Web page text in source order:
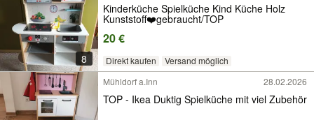
8
Kinderküche Spielküche Kind Küche Holz
Kunststoff❤️gebraucht/TOP
20 €
Direkt kaufen Versand möglich
Mühldorf a.Inn 28.02.2026
TOP - Ikea Duktig Spielküche mit viel Zubehör